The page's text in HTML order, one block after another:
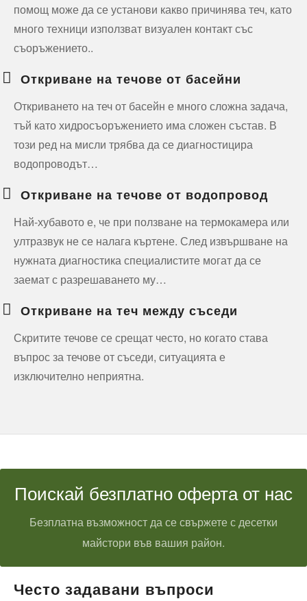
помощ може да се установи какво причинява теч, като
много техници използват визуален контакт със
съоръжението..
Откриване на течове от басейни
Откриването на теч от басейн е много сложна задача,
тъй като хидросъоръжението има сложен състав. В
този ред на мисли трябва да се диагностицира
водопроводът…
Откриване на течове от водопровод
Най-хубавото е, че при ползване на термокамера или
ултразвук не се налага къртене. След извършване на
нужната диагностика специалистите могат да се
заемат с разрешаването му…
Откриване на теч между съседи
Скритите течове се срещат често, но когато става
въпрос за течове от съседи, ситуацията е
изключително неприятна.
Поискай безплатно оферта от нас
Безплатна възможност да се свържете с десетки
майстори във вашия район.
Често задавани въпроси